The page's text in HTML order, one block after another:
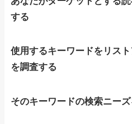
する
使用するキーワードをリス
を調査する
そのキーワードの検索ニー